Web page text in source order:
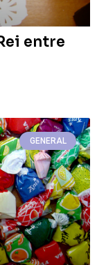
entre
GENERAL